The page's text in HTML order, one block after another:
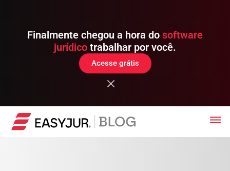
Finalmente chegou a hora do software
jurídico trabalhar por você.
Acesse grátis